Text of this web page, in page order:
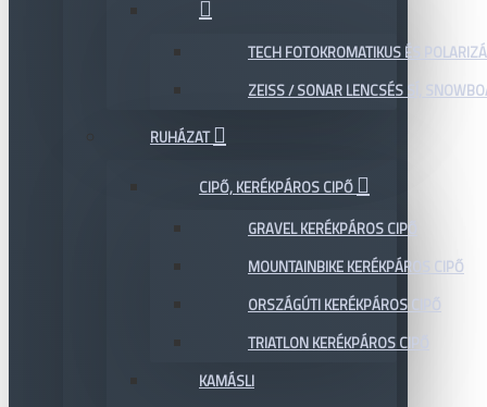
TECH FOTOKROMATIKUS ÉS
ZEISS / SONAR LENCSÉS SÍ,
RUHÁZAT
CIPŐ, KERÉKPÁROS CIPŐ
GRAVEL KERÉKPÁROS CIPŐ
MOUNTAINBIKE KERÉKPÁROS CIPŐ
ORSZÁGÚTI KERÉKPÁROS CIPŐ
TRIATLON KERÉKPÁROS CIPŐ
KAMÁSLI